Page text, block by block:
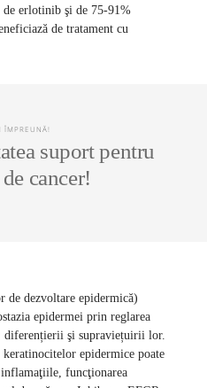
de erlotinib şi de 75-91%
de tratament cu
ÎMPREUNĂ!
suport pentru
cancer!
dezvoltare epidermică)
epidermei prin reglarea
şi supraviețuirii lor.
epidermice poate
funcţionarea